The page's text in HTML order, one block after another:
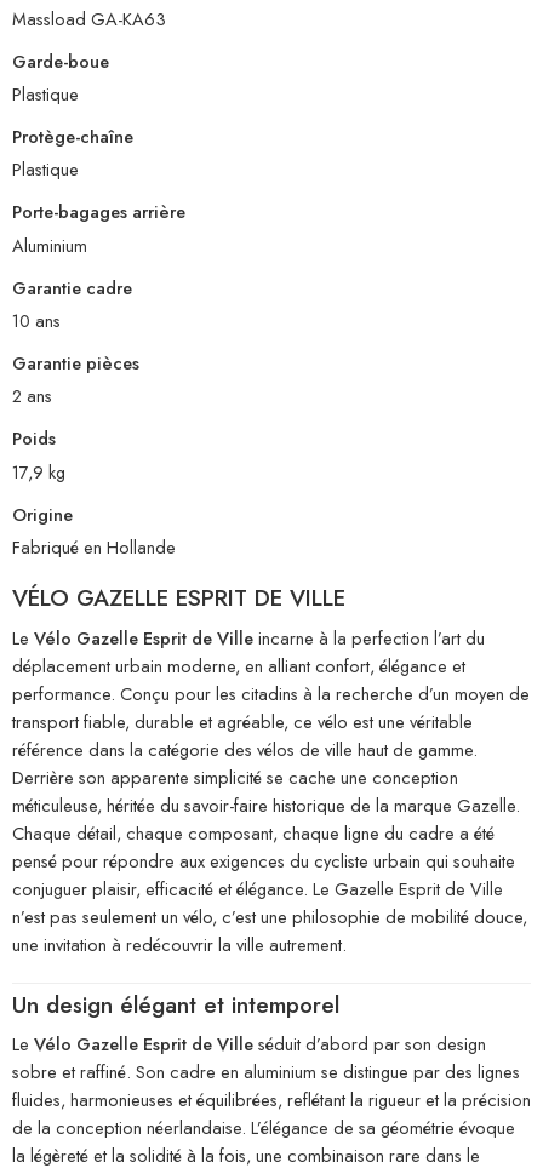
Massload GA-KA63
Garde-boue
Plastique
Protège-chaîne
Plastique
Porte-bagages arrière
Aluminium
Garantie cadre
10 ans
Garantie pièces
2 ans
Poids
17,9 kg
Origine
Fabriqué en Hollande
VÉLO GAZELLE ESPRIT DE VILLE
Le Vélo Gazelle Esprit de Villeincarne à la perfection l’art du
déplacement urbain moderne, en alliant confort, élégance et
performance. Conçu pour les citadins à la recherche d’un moyen de
transport fiable, durable et agréable, ce vélo est une véritable
référence dans la catégorie des vélos de ville haut de gamme.
Derrière son apparente simplicité se cache une conception
méticuleuse, héritée du savoir-faire historique de la marque Gazelle.
Chaque détail, chaque composant, chaque ligne du cadre a été
pensé pour répondre aux exigences du cycliste urbain qui souhaite
conjuguer plaisir, efficacité et élégance. Le Gazelle Esprit de Ville
n’est pas seulement un vélo, c’est une philosophie de mobilité douce,
une invitation à redécouvrir la ville autrement.
Un design élégant et intemporel
Le Vélo Gazelle Esprit de Villeséduit d’abord par son design
sobre et raffiné. Son cadre en aluminium se distingue par des lignes
fluides, harmonieuses et équilibrées, reflétant la rigueur et la précision
de la conception néerlandaise. L’élégance de sa géométrie évoque
la légèreté et la solidité à la fois, une combinaison rare dans le